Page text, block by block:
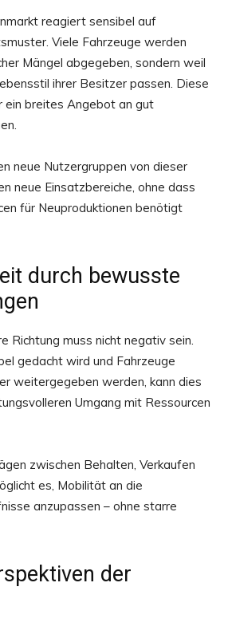
reagiert sensibel auf
Viele Fahrzeuge werden
Mängel abgegeben, sondern weil
ihrer Besitzer passen. Diese
ein breites Angebot an gut
neue Nutzergruppen von dieser
neue Einsatzbereiche, ohne dass
für Neuproduktionen benötigt
durch bewusste
Richtung muss nicht negativ sein.
gedacht wird und Fahrzeuge
weitergegeben werden, kann dies
Umgang mit Ressourcen
zwischen Behalten, Verkaufen
es, Mobilität an die
anzupassen – ohne starre
der